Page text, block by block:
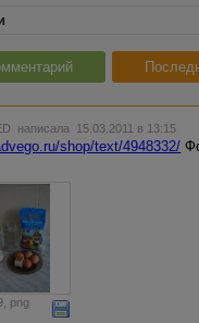
написала 15.03.2011 в 13:15
shop/text/4948332/
png